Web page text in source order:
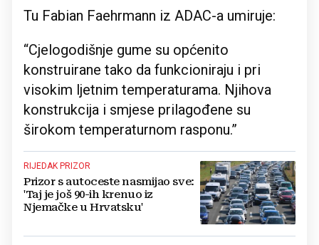
Tu Fabian Faehrmann iz ADAC-a umiruje:
“Cjelogodišnje gume su općenito
konstruirane tako da funkcioniraju i pri
visokim ljetnim temperaturama. Njihova
konstrukcija i smjese prilagođene su
širokom temperaturnom rasponu.”
RIJEDAK PRIZOR
Prizor s autoceste nasmijao sve:
'Taj je još 90-ih krenuo iz
Njemačke u Hrvatsku'